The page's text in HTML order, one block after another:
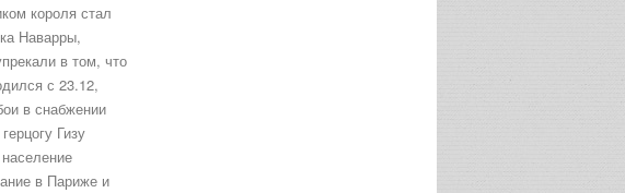
короля стал
Наварры,
в том, что
с 23.12,
в снабжении
Гизу
в Париже и